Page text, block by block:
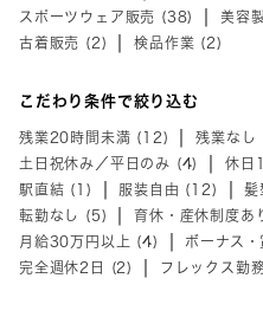
スポーツウェア販売 (38)
美容
古着販売 (2)
検品作業 (2)
こだわり条件で絞り込む
残業20時間未満 (12)
残業なし
土日祝休み／平日のみ (4)
休日
駅直結 (1)
服装自由 (12)
髪
転勤なし (5)
育休・産休制度あ
月給30万円以上 (4)
ボーナス
完全週休2日 (2)
フレックス勤